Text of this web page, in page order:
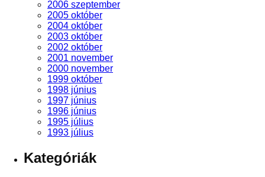
2006 szeptember
2005 október
2004 október
2003 október
2002 október
2001 november
2000 november
1999 október
1998 június
1997 június
1996 június
1995 július
1993 július
Kategóriák